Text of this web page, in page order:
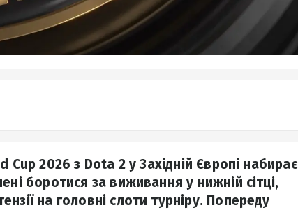
2026 з Dota 2 у Західній Європі набирає
боротися за виживання у нижній сітці,
на головні слоти турніру. Попереду